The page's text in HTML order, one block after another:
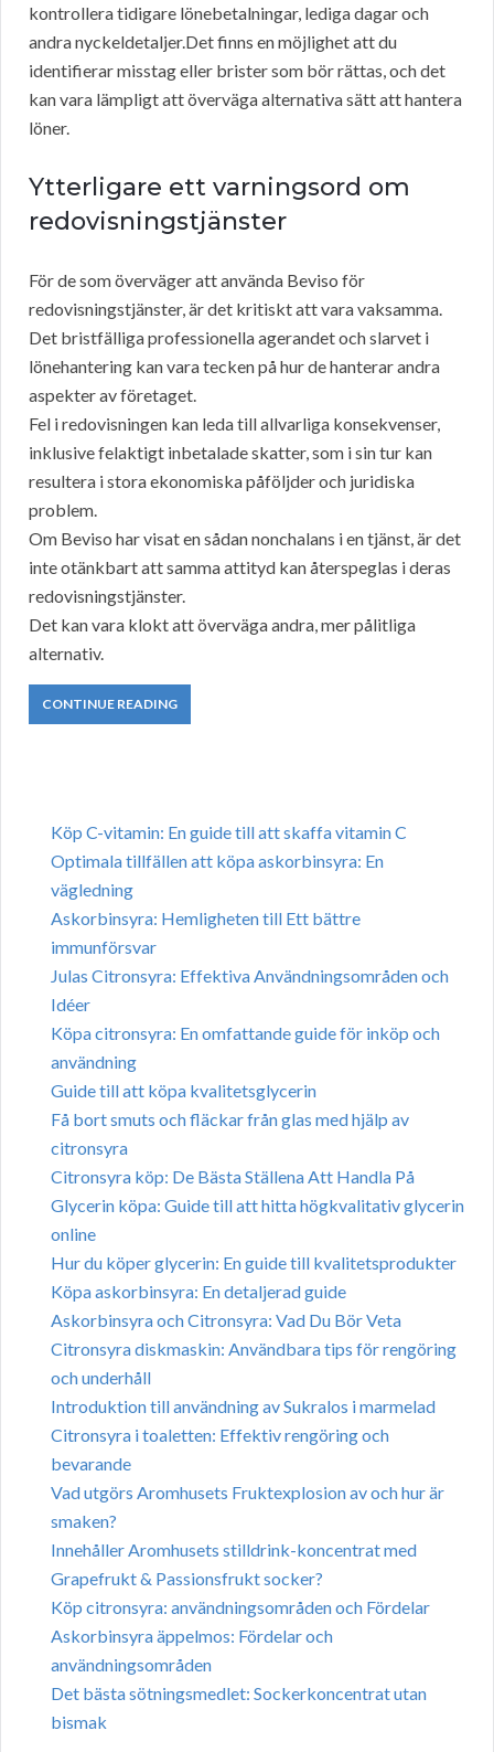
kontrollera tidigare lönebetalningar, lediga dagar och
andra nyckeldetaljer.Det finns en möjlighet att du
identifierar misstag eller brister som bör rättas, och det
kan vara lämpligt att överväga alternativa sätt att hantera
löner.
Ytterligare ett varningsord om
redovisningstjänster
För de som överväger att använda Beviso för
redovisningstjänster, är det kritiskt att vara vaksamma.
Det bristfälliga professionella agerandet och slarvet i
lönehantering kan vara tecken på hur de hanterar andra
aspekter av företaget.
Fel i redovisningen kan leda till allvarliga konsekvenser,
inklusive felaktigt inbetalade skatter, som i sin tur kan
resultera i stora ekonomiska påföljder och juridiska
problem.
Om Beviso har visat en sådan nonchalans i en tjänst, är det
inte otänkbart att samma attityd kan återspeglas i deras
redovisningstjänster.
Det kan vara klokt att överväga andra, mer pålitliga
alternativ.
CONTINUE READING
Köp C-vitamin: En guide till att skaffa vitamin C
Optimala tillfällen att köpa askorbinsyra: En
vägledning
Askorbinsyra: Hemligheten till Ett bättre
immunförsvar
Julas Citronsyra: Effektiva Användningsområden och
Idéer
Köpa citronsyra: En omfattande guide för inköp och
användning
Guide till att köpa kvalitetsglycerin
Få bort smuts och fläckar från glas med hjälp av
citronsyra
Citronsyra köp: De Bästa Ställena Att Handla På
Glycerin köpa: Guide till att hitta högkvalitativ glycerin
online
Hur du köper glycerin: En guide till kvalitetsprodukter
Köpa askorbinsyra: En detaljerad guide
Askorbinsyra och Citronsyra: Vad Du Bör Veta
Citronsyra diskmaskin: Användbara tips för rengöring
och underhåll
Introduktion till användning av Sukralos i marmelad
Citronsyra i toaletten: Effektiv rengöring och
bevarande
Vad utgörs Aromhusets Fruktexplosion av och hur är
smaken?
Innehåller Aromhusets stilldrink-koncentrat med
Grapefrukt & Passionsfrukt socker?
Köp citronsyra: användningsområden och Fördelar
Askorbinsyra äppelmos: Fördelar och
användningsområden
Det bästa sötningsmedlet: Sockerkoncentrat utan
bismak